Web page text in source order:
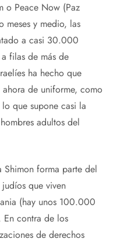
o Peace Now (Paz
meses y medio, las
a casi 30.000
filas de más de
ha hecho que
de uniforme, como
que supone casi la
adultos del
forma parte del
que viven
(hay unos 100.000
En contra de los
de derechos